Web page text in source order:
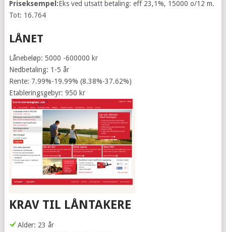
Priseksempel:Eks ved utsatt betaling: eff 23,1%, 15000 o/12 m.
Tot: 16.764
LÅNET
Lånebeløp: 5000 -600000 kr
Nedbetaling: 1-5 år
Rente: 7.99%-19.99% (8.38%-37.62%)
Etableringsgebyr: 950 kr
KRAV TIL LÅNTAKERE
Alder: 23 år